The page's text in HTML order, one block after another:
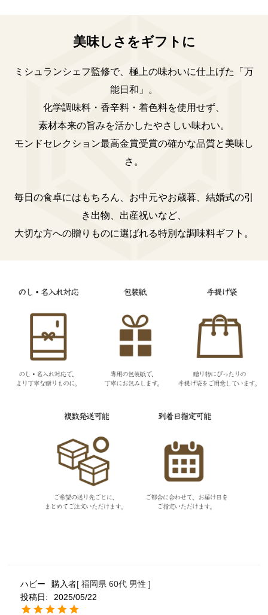
美味しさをギフトに
ミシュランシェフ監修で、極上の味わいに仕上げた「万
能日和」。
化学調味料・香辛料・着色料を使用せず、
素材本来の旨みを活かしたやさしい味わい。
モンドセレクション最高金賞受賞の確かな品質と美味し
さ。
毎日の食卓にはもちろん、お中元やお歳暮、結婚式の引
き出物、出産祝いなど、
大切な方への贈りものに選ばれる特別な調味料ギフト。
ハビー 購入者 福岡県 60代 男性
投稿日
2025/05/22